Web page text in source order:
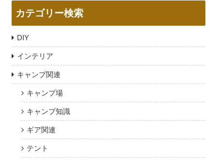
カテゴリー検索
DIY
インテリア
キャンプ関連
キャンプ場
キャンプ知識
ギア関連
テント